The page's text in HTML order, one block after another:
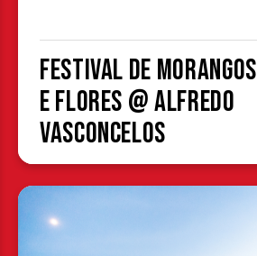
Festival de
e Flores @ Alfredo
Vasconcelos